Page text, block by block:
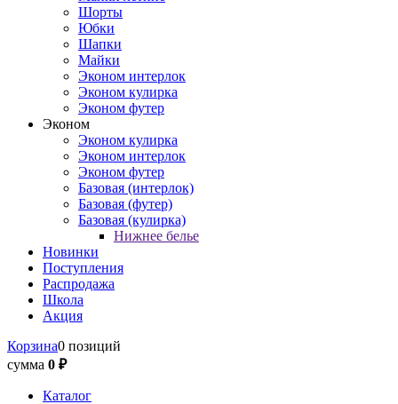
Шорты
Юбки
Шапки
Майки
Эконом интерлок
Эконом кулирка
Эконом футер
Эконом
Эконом кулирка
Эконом интерлок
Эконом футер
Базовая (интерлок)
Базовая (футер)
Базовая (кулирка)
Нижнее белье
Новинки
Поступления
Распродажа
Школа
Акция
Корзина0 позиций
сумма 0 ₽
Каталог